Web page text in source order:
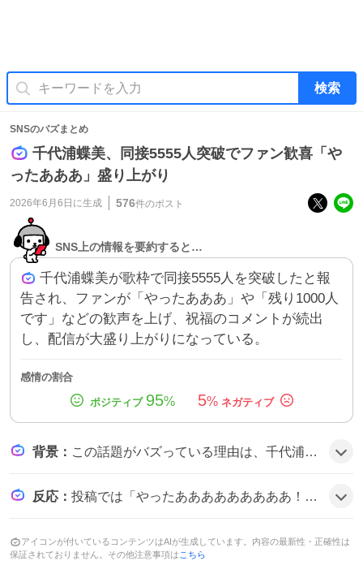
検索
SNSのバズまとめ
千代浦蝶美、同接5555人突破でファン歓喜「や
ったあああ」盛り上がり
2026年6月6日 に生成 576件のポスト
SNS上の情報を要約すると…
千代浦蝶美が歌枠で同接5555人を突破したと報
告され、ファンが「やったあああ」や「残り1000人
です」などの歓声を上げ、祝福のコメントが続出
し、配信が大盛り上がりになっている。
感情の割合
95% 5%
背景 ： この話題がバズっている理由は、千代浦蝶美が設定した5555人という大きな同接目標と、達成時に「超重大発表」を予告したことがファンの期待感を高め、リアルタイムで応援が広がったためとみられる。
反応 ： 投稿では「やったあああああああああ！！！」や「残り1000人です！！ 頼むぅぅぅぅぅぅ！！！！！！🙏」といった喜びの声が目立ち、さらに「5555超えて5700人おめでとう！！！」や「同接5555人突破！！！！ おめでとう〜〜〜！！！」と祝福が続き、全体的にテンションが上がっている様子だ。
アイコンが付いているコンテンツはAIが生成しています。内容の最新性・正確性は
保証されておりません。その他注意事項は こちら